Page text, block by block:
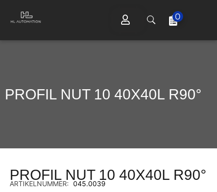
0
PROFIL NUT 10 40X40L R90°
PROFIL NUT 10 40X40L R90°
ARTIKELNUMMER: 045.0039